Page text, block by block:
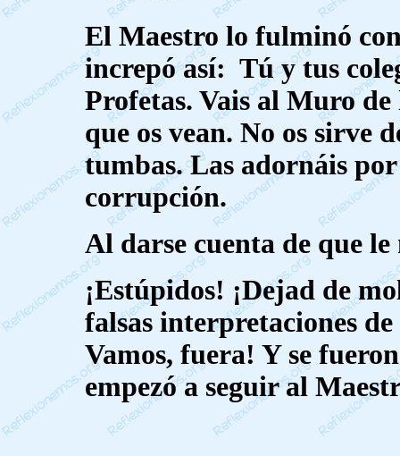
El Maestro lo fulminó
increpó así: Tú y tus
Profetas. Vais al Muro
que os vean. No os sirve
tumbas. Las adornáis
corrupción.
Al darse cuenta de que
¡Estúpidos! ¡Dejad de
falsas interpretaciones
Vamos, fuera! Y se
empezó a seguir al